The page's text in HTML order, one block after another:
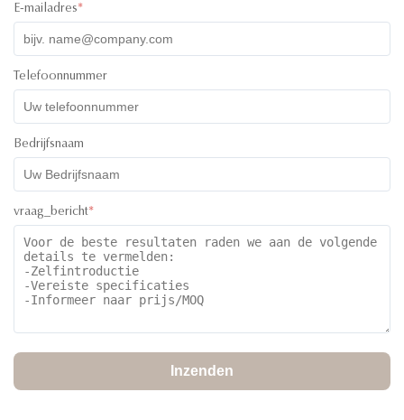
E-mailadres*
Telefoonnummer
Bedrijfsnaam
vraag_bericht*
Inzenden